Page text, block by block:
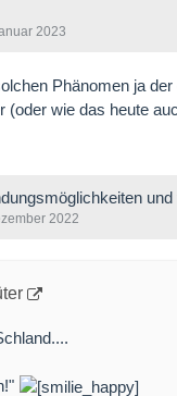
2023
Phänomen ja
(oder wie das heute
2022